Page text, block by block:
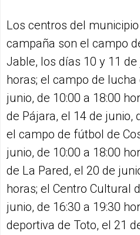
Los centros del
campaña son el campo
Jable, los días 10 y 11 de
horas; el campo de
junio, de 10:00 a 18:00
de Pájara, el 14 de junio,
el campo de fútbol de
junio, de 10:00 a 18:00
de La Pared, el 20 de
horas; el Centro Cultural
junio, de 16:30 a 19:30
deportiva de Toto, el 21